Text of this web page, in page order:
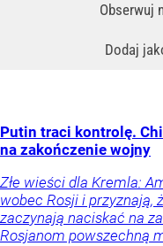
Obserwuj
Dodaj
Putin traci kontrolę.
na zakończenie wojny
Złe wieści dla Kremla:
wobec Rosji i przyznają,
zaczynają naciskać na
Rosjanom powszechną